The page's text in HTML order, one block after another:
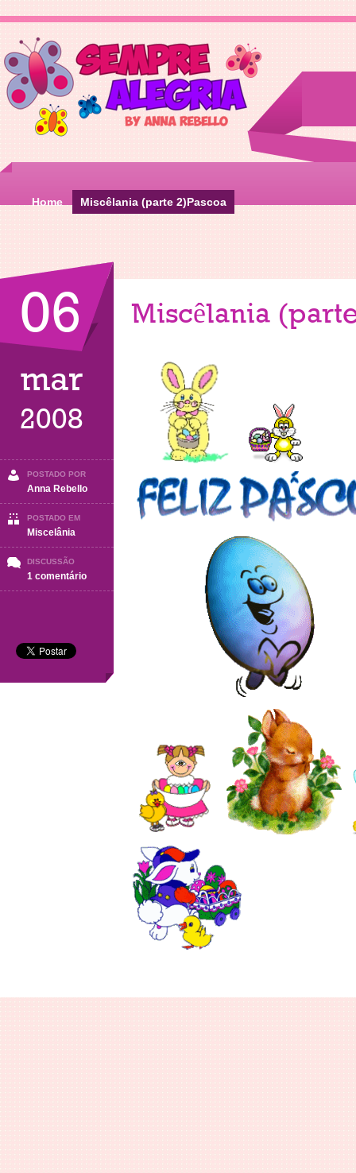
Home Miscêlania (parte 2)Pascoa
06
mar
2008
POSTADO POR
Anna Rebello
POSTADO EM
Miscelânia
DISCUSSÃO
1 comentárioem
Miscêlania
Miscêlania